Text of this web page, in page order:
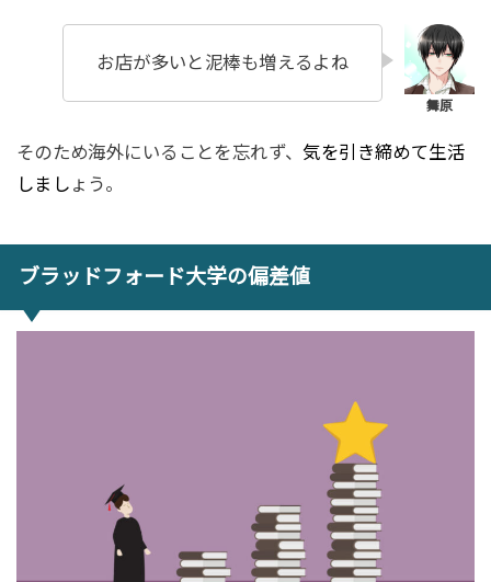
お店が多いと泥棒も増えるよね
そのため海外にいることを忘れず、気を引き締めて生活
しまし ょう。
ブラッドフォード大学の偏差値